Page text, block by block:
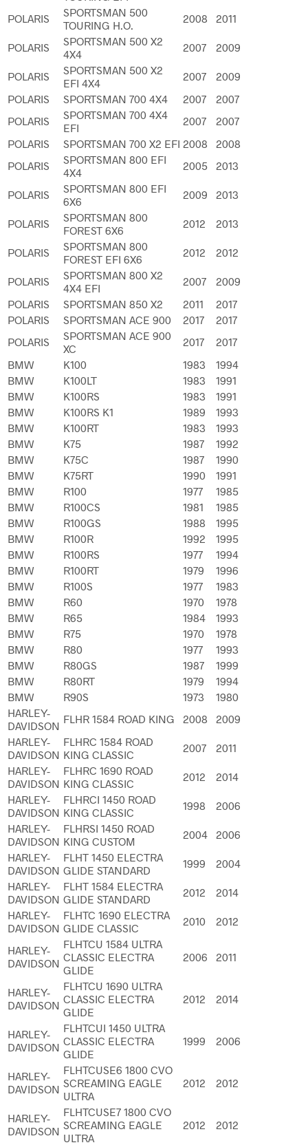
POLARIS
SPORTSMAN 500
TOURING H.O.
2008 2011
POLARIS
SPORTSMAN 500 X2
4X4
2007 2009
POLARIS
SPORTSMAN 500 X2
EFI 4X4
2007
2009
POLARIS
SPORTSMAN 700 4X4 2007
2007
POLARIS
SPORTSMAN 700 4X4
EFI
2007
2007
POLARIS
SPORTSMAN 700 X2 EFI 2008
2008
POLARIS
SPORTSMAN 800 EFI
4X4
2005 2013
POLARIS
SPORTSMAN 800 EFI
6X6
2009 2013
POLARIS
SPORTSMAN 800
FOREST 6X6
2012 2013
POLARIS
SPORTSMAN 800
FOREST EFI 6X6
2012 2012
POLARIS
SPORTSMAN 800 X2
4X4 EFI
2007
2009
POLARIS
SPORTSMAN 850 X2 2011
2017
POLARIS
SPORTSMAN ACE 900 2017
2017
POLARIS
SPORTSMAN ACE 900
XC
2017
2017
BMW
K100 1983
1994
BMW
K100LT 1983
1991
BMW
K100RS 1983
1991
BMW
K100RS K1 1989
1993
BMW
K100RT 1983
1993
BMW
K75 1987
1992
BMW
K75C 1987
1990
BMW
K75RT 1990
1991
BMW
R100 1977
1985
BMW
R100CS 1981
1985
BMW
R100GS 1988
1995
BMW
R100R 1992
1995
BMW
R100RS 1977
1994
BMW
R100RT 1979
1996
BMW
R100S 1977
1983
BMW
R60 1970
1978
BMW
R65 1984
1993
BMW
R75 1970
1978
BMW
R80 1977
1993
BMW
R80GS 1987
1999
BMW
R80RT 1979
1994
BMW
R90S 1973
1980
HARLEY-
DAVIDSON
FLHR 1584 ROAD KING 2008
2009
HARLEY-
DAVIDSON
FLHRC 1584 ROAD
KING CLASSIC
2007
2011
HARLEY-
DAVIDSON
FLHRC 1690 ROAD
KING CLASSIC
2012
2014
HARLEY-
DAVIDSON
FLHRCI 1450 ROAD
KING CLASSIC
1998
2006
HARLEY-
DAVIDSON
FLHRSI 1450 ROAD
KING CUSTOM
2004
2006
HARLEY-
DAVIDSON
FLHT 1450 ELECTRA
GLIDE STANDARD
1999
2004
HARLEY-
DAVIDSON
FLHT 1584 ELECTRA
GLIDE STANDARD
2012
2014
HARLEY-
DAVIDSON
FLHTC 1690 ELECTRA
GLIDE CLASSIC
2010 2012
HARLEY-
DAVIDSON
FLHTCU 1584 ULTRA
CLASSIC ELECTRA
GLIDE
2006 2011
HARLEY-
DAVIDSON
FLHTCU 1690 ULTRA
CLASSIC ELECTRA
GLIDE
2012 2014
HARLEY-
DAVIDSON
FLHTCUI 1450 ULTRA
CLASSIC ELECTRA
GLIDE
1999 2006
HARLEY-
DAVIDSON
FLHTCUSE6 1800 CVO
SCREAMING EAGLE
ULTRA
2012 2012
HARLEY-
DAVIDSON
FLHTCUSE7 1800 CVO
SCREAMING EAGLE
ULTRA
2012 2012